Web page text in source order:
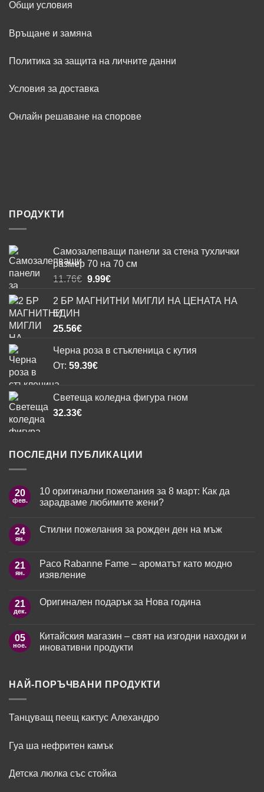
Общи условия
Връщане и замяна
Политика за защита на личните данни
Условия за доставка
Онлайн решаване на спорове
ПРОДУКТИ
Самозалепващи панели за стена тухлички
размер 70 на 70 см
11.76€ Original
was:
9.99€Текущата
е:
2 БР МАГНИТНИ МИГЛИ НА ЦЕНАТА НА
ЕДИН
25.56€
Черна роза в стъкленица с кутия
От: 59.39€
Светеща коледна фигура гном
32.33€
ПОСЛЕДНИ ПУБЛИКАЦИИ
20
фев.
10 оригинални пожелания за 8 март: Как да
зарадваме любимите жени?
за
за
8
март:
зарадваме
любимите
24
ян.
Стилни пожелания за рожден ден на мъж
Стилни
пожелания
за
на
21
ян.
Paco Rabanne Fame – ароматът като модно
изявление
за
Paco
–
ароматът
като
21
дек.
Оригинален подарък за Нова година
Оригинален
подарък
за
05
ное.
Китайския магазин – свят на изгодни находки и
иновативни продукти
Китайския
магазин
изгодни
иновативни
продукти
НАЙ-ПОРЪЧВАНИ ПРОДУКТИ
Танцуващ пеещ кактус Алехандро
Гуа ша нефритен камък
Детска люлка със стойка